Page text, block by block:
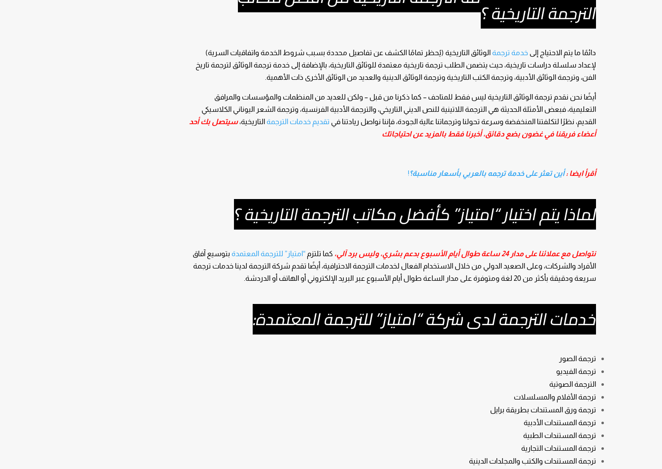
الترجمة التاريخية ؟
دائمًا ما يتم الاحتياج إلىخدمة ترجمةالوثائق التاريخية (يُحظر تمامًا الكشف عن تفاصيل محددة بسبب شروط الخدمة واتفاقيات السرية)
لإعداد سلسلة دراسات تاريخية، حيث يتضمن الطلب ترجمة تاريخية معتمدة للوثائق التاريخية، بالإضافة إلى خدمة ترجمة الوثائق لترجمة تاريخ
الفن، وترجمة الوثائق الأدبية، وترجمة الكتب التاريخية وترجمة الوثائق الدينية والعديد من الوثائق الأخرى ذات الأهمية.
أيضًا نحن نقدم ترجمة الوثائق التاريخية ليس فقط للمتاحف – كما ذكرنا من قبل – ولكن للعديد من المنظمات والمؤسسات والمرافق
التعليمية، فبعض الأمثلة الحديثة هي الترجمة اللاتينية للنص الديني التاريخي، والترجمة الأدبية الفرنسية، وترجمة الشعر اليوناني الكلاسيكي
القديم، نظرًا لتكلفتنا المنخفضة وسرعة تحولنا وترجماتنا عالية الجودة، فإننا نواصل ريادتنا في تقديم خدمات الترجمةالتاريخية،سيتصل بك أحد
أعضاء فريقنا في غضون بضع دقائق، أخبرنا فقط بالمزيد عن احتياجاتك
أقرأ ايضا : أين تعثر على خدمة ترجمه بالعربي بأسعار مناسبة؟!
لماذا يتم اختيار “امتياز” كأفضل مكاتب الترجمة التاريخية ؟
نتواصل مع عملائنا على مدار 24 ساعة طوال أيام الأسبوع بدعم بشري، وليس برد آلي، كما تلتزم“امتياز” للترجمة المعتمدة بتوسيع آفاق
الأفراد والشركات، وعلى الصعيد الدولي من خلال الاستخدام الفعال لخدمات الترجمة الاحترافية، أيضًا تقدم شركة الترجمة لدينا خدمات ترجمة
سريعة ودقيقة بأكثر من 20 لغة ومتوفرة على مدار الساعة طوال أيام الأسبوع عبر البريد الإلكتروني أو الهاتف أو الدردشة.
خدمات الترجمة لدى شركة “امتياز” للترجمة المعتمدة:
ترجمة الصور
ترجمة الفيديو
الترجمة الصوتية
ترجمة الأفلام والمسلسلات
ترجمة ورق المستندات بطريقة برايل
ترجمة المستندات الأدبية
ترجمة المستندات الطبية
ترجمة المستندات التجارية
ترجمة المستندات والكتب والمجلدات الدينية